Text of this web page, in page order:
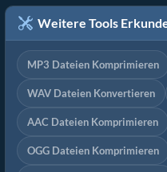
Weitere Tools
MP3 Dateien Komprimieren
WAV Dateien Konvertieren
AAC Dateien Komprimieren
OGG Dateien Komprimieren